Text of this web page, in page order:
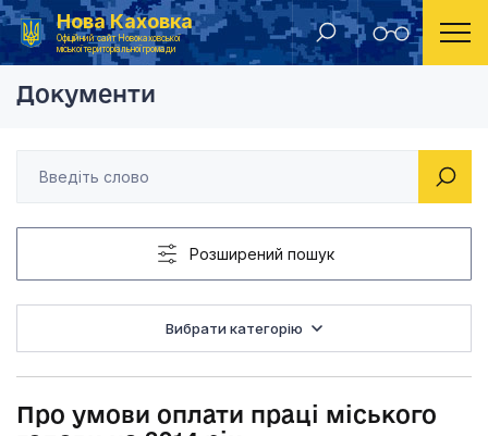
Нова Каховка
Офіційний сайт Новокаховської
міської територіальної громади
Головна Рішення Новокаховської міської ради 2014 рік Про умови оплати
Документи
Розширений пошук
Вибрати категорію
Про умови оплати праці міського